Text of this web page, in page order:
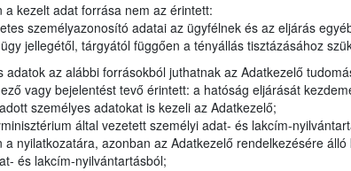
a kezelt adat forrása nem az érintett:
személyazonosító adatai az ügyfélnek és az eljárás
jellegétől, tárgyától függően a tényállás tisztázásához
adatok az alábbi forrásokból juthatnak az Adatkezelő
vagy bejelentést tevő érintett: a hatóság eljárását
személyes adatokat is kezeli az Adatkezelő;
által vezetett személyi adat- és lakcím-
a nyilatkozatára, azonban az Adatkezelő rendelkezésére
és lakcím-nyilvántartásból;